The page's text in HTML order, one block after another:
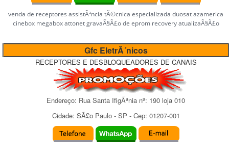
venda de receptores assistÃªncia tÃ©cnica especializada duosat azamerica
cinebox megabox attonet gravaÃ§Ã£o de eprom recovery atualizaÃ§Ã£o
Gfc EletrÃ´nicos
RECEPTORES E DESBLOQUEADORES DE CANAIS
Endereço: Rua Santa IfigÃªnia nº: 190 loja 010
Cidade: SÃ£o Paulo- SP - Cep: 01207-001